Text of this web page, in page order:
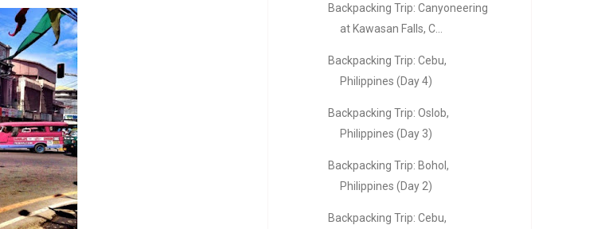
Backpacking Trip: Canyoneering
at Kawasan Falls, C...
Backpacking Trip: Cebu,
Philippines (Day 4)
Backpacking Trip: Oslob,
Philippines (Day 3)
Backpacking Trip: Bohol,
Philippines (Day 2)
Backpacking Trip: Cebu,